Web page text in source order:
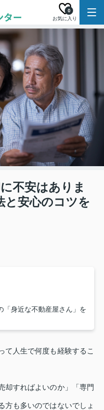
お気に入り
0
不安はありま
と安心のコツを
「身近な不動産屋さん」を
て人生で何度も経験するこ
却すればよいのか」「専門
方も多いのではないでしょ